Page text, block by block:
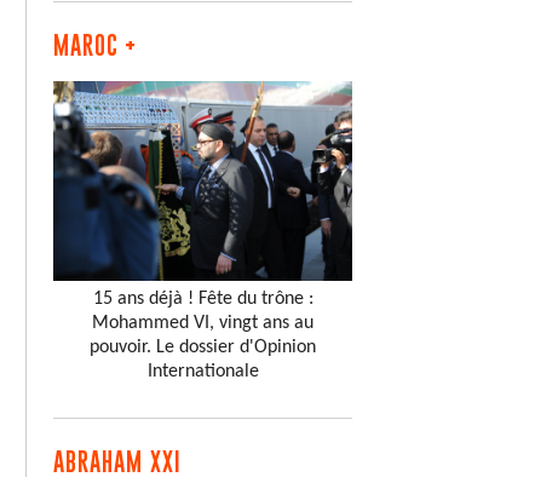
MAROC +
15 ans déjà ! Fête du trône :
Mohammed VI, vingt ans au
pouvoir. Le dossier d'Opinion
Internationale
ABRAHAM XXI